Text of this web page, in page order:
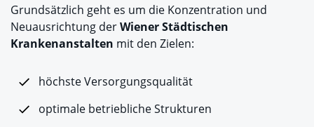
Grundsätzlich geht es um die Konzentration und
Neuausrichtung derWiener Städtischen
Krankenanstalten mit den Zielen:
höchste Versorgungsqualität
optimale betriebliche Strukturen